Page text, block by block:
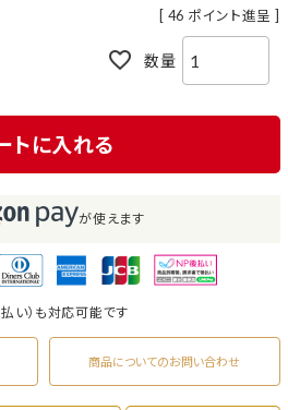
[ 46 ポイント進呈 ]
トに入れる
が使えます
い）も対応可能です
商品についてのお問い合わせ